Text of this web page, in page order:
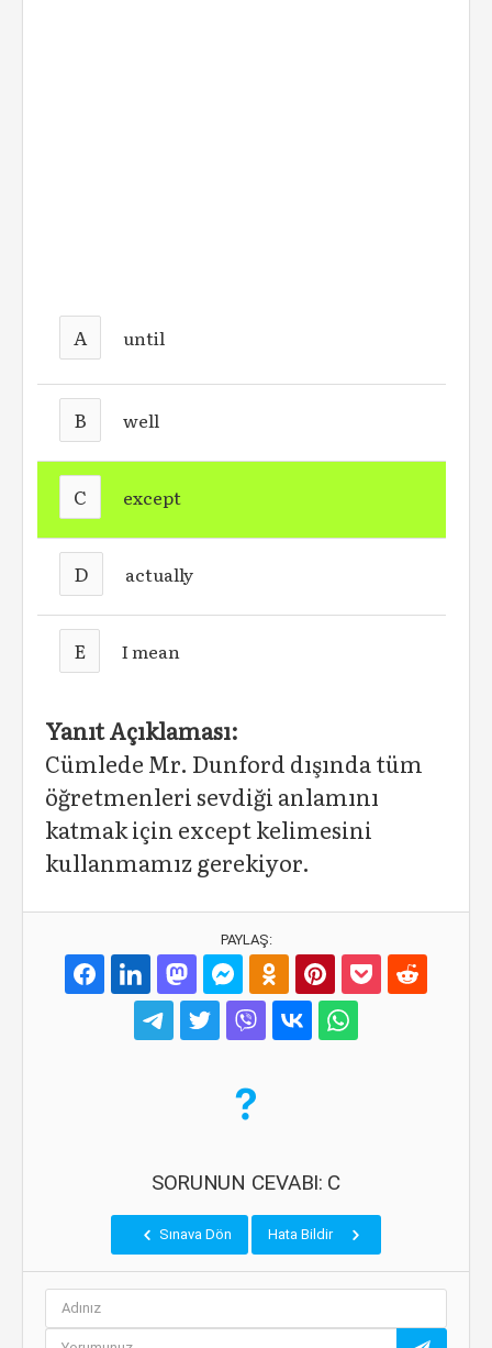
A until
B well
C except
D actually
E I mean
Yanıt Açıklaması:
Cümlede Mr. Dunford dışında tüm
öğretmenleri sevdiği anlamını
katmak için except kelimesini
kullanmamız gerekiyor.
PAYLAŞ:
SORUNUN CEVABI: C
Sınava Dön Hata Bildir